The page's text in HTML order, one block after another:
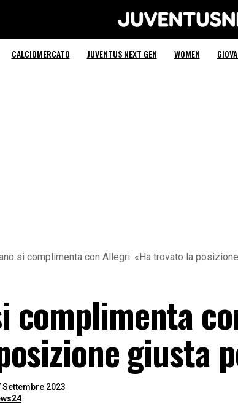
CALCIOMERCATO JUVENTUS NEXT GEN WOMEN
si complimenta con Allegri: «Ha trovato la
complimenta
giusta
Settembre 2023